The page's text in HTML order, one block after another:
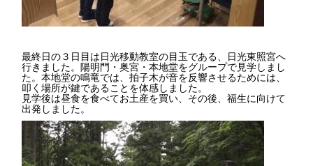
最終日の３日目は日光移動教室の目玉である、日光東照宮へ
行きました。陽明門・奥宮・本地堂をグループで見学しまし
た。本地堂の鳴竜では、拍子木が音を反響させるためには、
叩く場所が鍵であることを体感しました。
見学後は昼食を食べてお土産を買い、その後、福生に向けて
出発しました。